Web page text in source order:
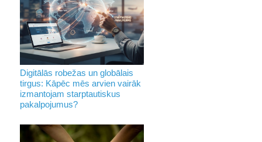
Digitālās robežas un globālais
tirgus: Kāpēc mēs arvien vairāk
izmantojam starptautiskus
pakalpojumus?